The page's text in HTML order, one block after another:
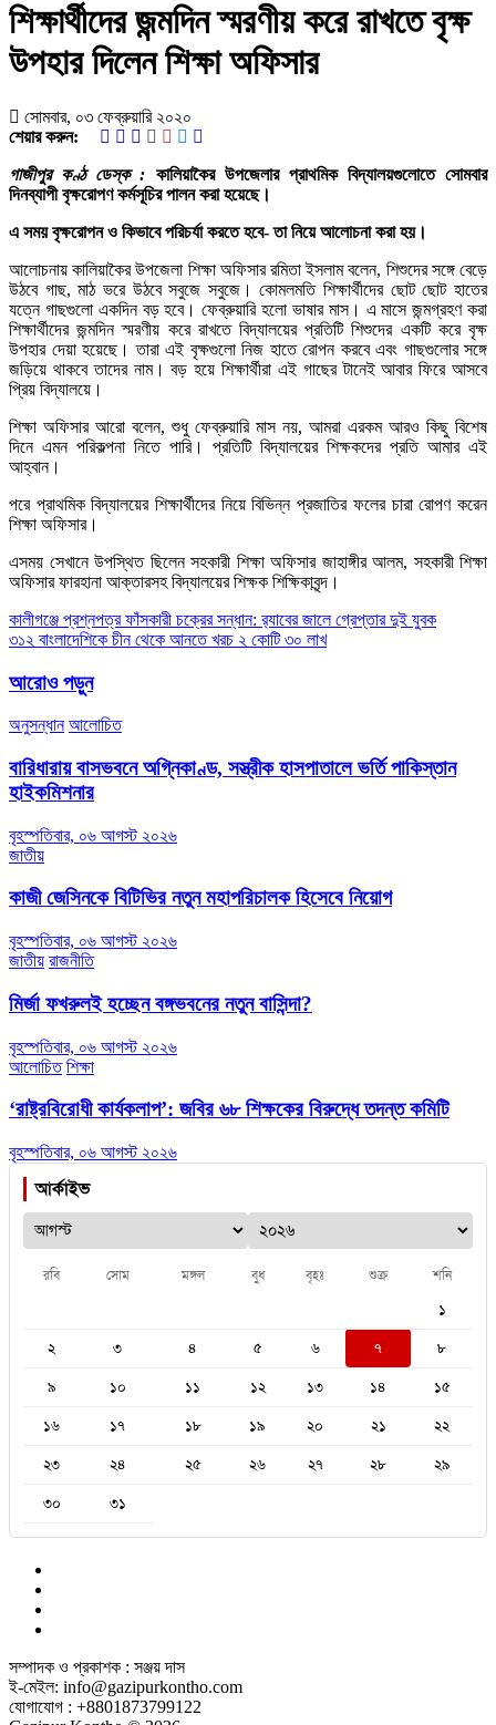
শিক্ষার্থীদের জন্মদিন স্মরণীয় করে রাখতে বৃক্ষ
উপহার দিলেন শিক্ষা অফিসার
সোমবার, ০৩ ফেব্রুয়ারি ২০২০
শেয়ার করুন:
গাজীপুর কণ্ঠ ডেস্ক : কালিয়াকৈর উপজেলার প্রাথমিক বিদ্যালয়গুলোতে সোমবার
দিনব্যাপী বৃক্ষরোপণ কর্মসূচির পালন করা হয়েছে।
এ সময় বৃক্ষরোপন ও কিভাবে পরিচর্যা করতে হবে- তা নিয়ে আলোচনা করা হয়।
আলোচনায় কালিয়াকৈর উপজেলা শিক্ষা অফিসার রমিতা ইসলাম বলেন, শিশুদের সঙ্গে বেড়ে
উঠবে গাছ, মাঠ ভরে উঠবে সবুজে সবুজে। কোমলমতি শিক্ষার্থীদের ছোট ছোট হাতের
যত্নে গাছগুলো একদিন বড় হবে। ফেব্রুয়ারি হলো ভাষার মাস। এ মাসে জন্মগ্রহণ করা
শিক্ষার্থীদের জন্মদিন স্মরণীয় করে রাখতে বিদ্যালয়ের প্রতিটি শিশুদের একটি করে বৃক্ষ
উপহার দেয়া হয়েছে। তারা এই বৃক্ষগুলো নিজ হাতে রোপন করবে এবং গাছগুলোর সঙ্গে
জড়িয়ে থাকবে তাদের নাম। বড় হয়ে শিক্ষার্থীরা এই গাছের টানেই আবার ফিরে আসবে
প্রিয় বিদ্যালয়ে।
শিক্ষা অফিসার আরো বলেন, শুধু ফেব্রুয়ারি মাস নয়, আমরা এরকম আরও কিছু বিশেষ
দিনে এমন পরিকল্পনা নিতে পারি। প্রতিটি বিদ্যালয়ের শিক্ষকদের প্রতি আমার এই
আহ্বান।
পরে প্রাথমিক বিদ্যালয়ের শিক্ষার্থীদের নিয়ে বিভিন্ন প্রজাতির ফলের চারা রোপণ করেন
শিক্ষা অফিসার।
এসময় সেখানে উপস্থিত ছিলেন সহকারী শিক্ষা অফিসার জাহাঙ্গীর আলম, সহকারী শিক্ষা
অফিসার ফারহানা আক্তারসহ বিদ্যালয়ের শিক্ষক শিক্ষিকাবৃন্দ।
Post
navigation
কালীগঞ্জে প্রশ্নপত্র ফাঁসকারী চক্রের সন্ধান: র‌্যাবের জালে গ্রেপ্তার দুই যুবক
৩১২ বাংলাদেশিকে চীন থেকে আনতে খরচ ২ কোটি ৩০ লাখ
আরোও পড়ুন
অনুসন্ধান আলোচিত
বারিধারায় বাসভবনে অগ্নিকাণ্ড, সস্ত্রীক হাসপাতালে ভর্তি পাকিস্তান
হাইকমিশনার
বৃহস্পতিবার, ০৬ আগস্ট ২০২৬
জাতীয়
কাজী জেসিনকে বিটিভির নতুন মহাপরিচালক হিসেবে নিয়োগ
বৃহস্পতিবার, ০৬ আগস্ট ২০২৬
জাতীয় রাজনীতি
মির্জা ফখরুলই হচ্ছেন বঙ্গভবনের নতুন বাসিন্দা?
বৃহস্পতিবার, ০৬ আগস্ট ২০২৬
আলোচিত শিক্ষা
‘রাষ্ট্রবিরোধী কার্যকলাপ’: জবির ৬৮ শিক্ষকের বিরুদ্ধে তদন্ত কমিটি
বৃহস্পতিবার, ০৬ আগস্ট ২০২৬
আর্কাইভ
রবি সোম মঙ্গল বুধ বৃহঃ শুক্র শনি
১
২
৩ ৪ ৫ ৬ ৭
৮
৯
১০ ১১ ১২ ১৩ ১৪
১৫
১৬
১৭ ১৮ ১৯ ২০ ২১
২২
২৩
২৪ ২৫ ২৬ ২৭ ২৮
২৯
৩০
৩১
সম্পাদক ও প্রকাশক : সঞ্জয় দাস
ই-মেইল: info@gazipurkontho.com
যোগাযোগ : +8801873799122